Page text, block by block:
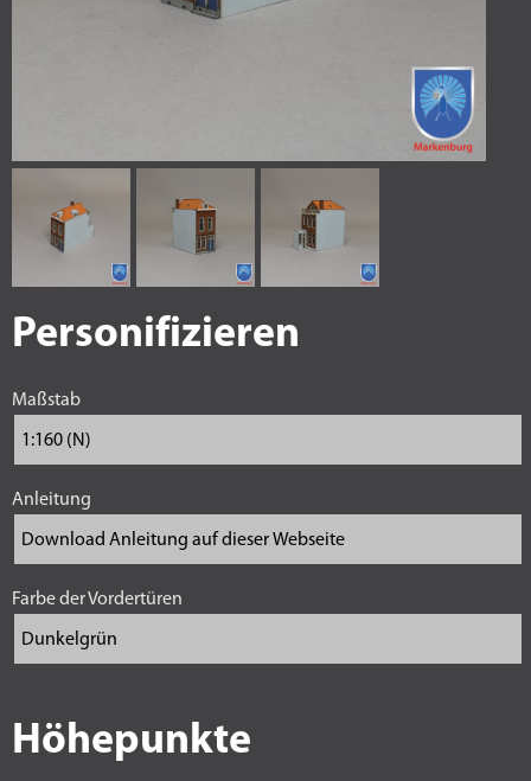
Personifizieren
Maßstab
Anleitung
Farbe der Vordertüren
Höhepunkte